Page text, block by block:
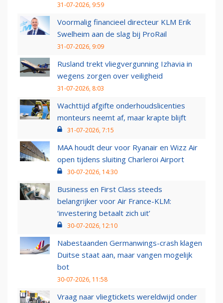
31-07-2026, 9:59
Voormalig financieel directeur KLM Erik
Swelheim aan de slag bij ProRail
31-07-2026, 9:09
Rusland trekt vliegvergunning Izhavia in
wegens zorgen over veiligheid
31-07-2026, 8:03
Wachttijd afgifte onderhoudslicenties
monteurs neemt af, maar krapte blijft
31-07-2026, 7:15
MAA houdt deur voor Ryanair en Wizz Air
open tijdens sluiting Charleroi Airport
30-07-2026, 14:30
Business en First Class steeds
belangrijker voor Air France-KLM:
‘investering betaalt zich uit’
30-07-2026, 12:10
Nabestaanden Germanwings-crash klagen
Duitse staat aan, maar vangen mogelijk
bot
30-07-2026, 11:58
Vraag naar vliegtickets wereldwijd onder